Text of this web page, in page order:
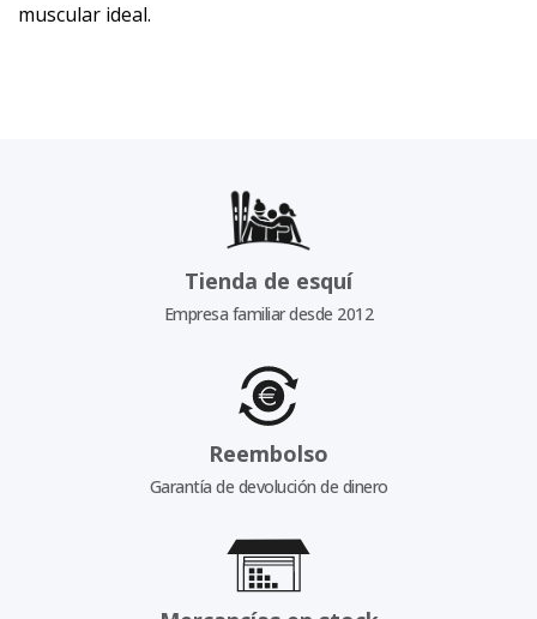
muscular ideal.
Tienda de esquí
Empresa familiar desde 2012
Reembolso
Garantía de devolución de dinero